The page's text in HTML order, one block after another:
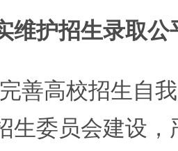
维护招生录取公
高校招生自我
生委员会建设